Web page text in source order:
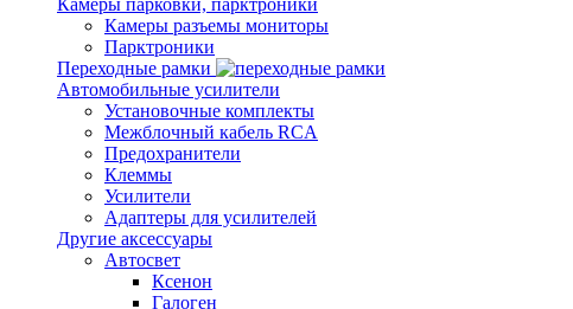
Камеры парковки, парктроники
Камеры разъемы мониторы
Парктроники
Переходные рамки
Автомобильные усилители
Установочные комплекты
Межблочный кабель RCA
Предохранители
Клеммы
Усилители
Адаптеры для усилителей
Другие аксессуары
Автосвет
Ксенон
Галоген